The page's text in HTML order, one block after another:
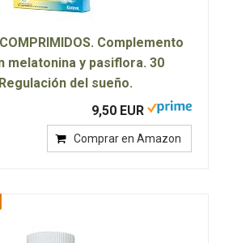
Complemento
melatonina y pasiflora. 30
del sueño.
9,50 EUR
Comprar en Amazon